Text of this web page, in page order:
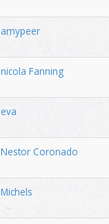
amypeer
nicola Fanning
eva
Nestor Coronado
Michels